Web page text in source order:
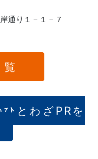
通り１－１－７
とわざPRを